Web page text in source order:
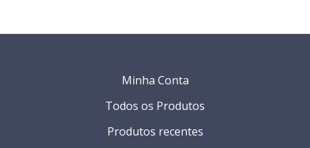
Minha Conta
Todos os Produtos
Produtos recentes